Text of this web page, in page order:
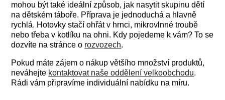
mohou být také ideální způsob, jak nasytit skupinu dětí
na dětském táboře. Příprava je jednoduchá a hlavně
rychlá. Hotovky stačí ohřát v hrnci, mikrovlnné troubě
nebo třeba v kotlíku na ohni. Kdy pojedeme k vám? To se
dozvíte na stránce o rozvozech.
Pokud máte zájem o nákup většího množství produktů,
neváhejte kontaktovat naše oddělení velkoobchodu.
Rádi vám připravíme individuální nabídku na míru.